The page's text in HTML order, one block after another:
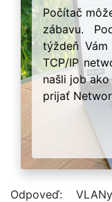
Počítač
zábavu.
týždeň
TCP/IP
našli job
prijať
Odpoveď: